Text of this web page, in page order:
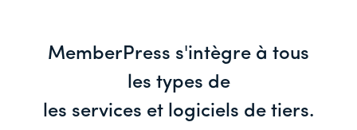
MemberPress s'intègre à tous
les types de
les services et logiciels de tiers.